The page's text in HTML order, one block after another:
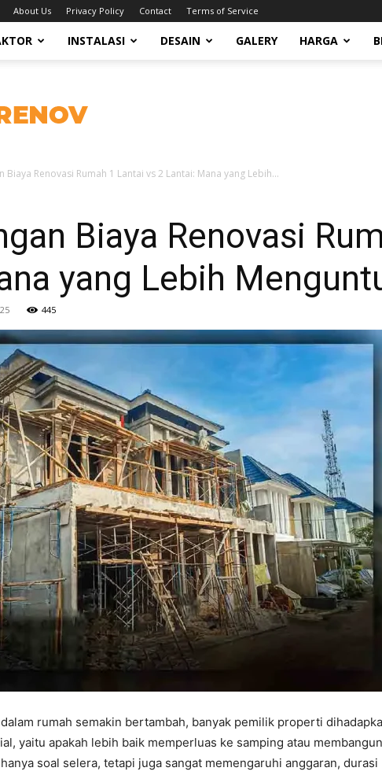
About Us Privacy Policy Contact Terms of Service
INSTALASI DESAIN GALERY HARGA
Biaya Renovasi Rumah 1 Lantai vs 2 Lantai: Mana yang Lebih...
Biaya Renovasi
yang Lebih
445
rumah semakin bertambah, banyak pemilik properti
yaitu apakah lebih baik memperluas ke samping atau
soal selera, tetapi juga sangat memengaruhi anggaran, durasi